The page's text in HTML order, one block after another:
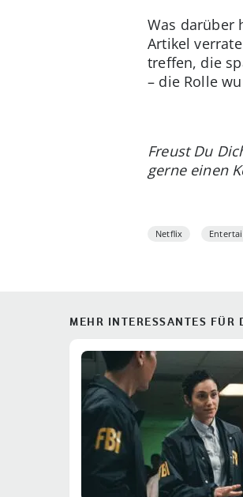
Was darüber
Artikel
treffen, die
– die Rolle
Freust Du
gerne einen
Netflix
MEHR INTERESSANTES FÜR